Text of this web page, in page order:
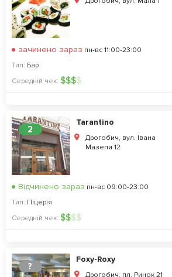
зачинено зараз пн-вс 11:00-23:00
Тип: Бар
Середній чек: $$$$
2
Tarantino
Дрогобич, вул. Івана
Мазепи 12
Відчинено зараз пн-вс 09:00-23:00
Тип: Піцерія
Середній чек: $$$$
?
Foxy-Roxy
Дрогобич, пл. Ринок 21